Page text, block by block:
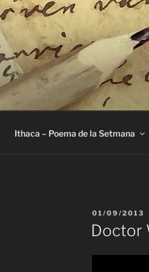
Ithaca – Poema de la Setmana
PUBLICAT
A
01/09/2013
Doctor